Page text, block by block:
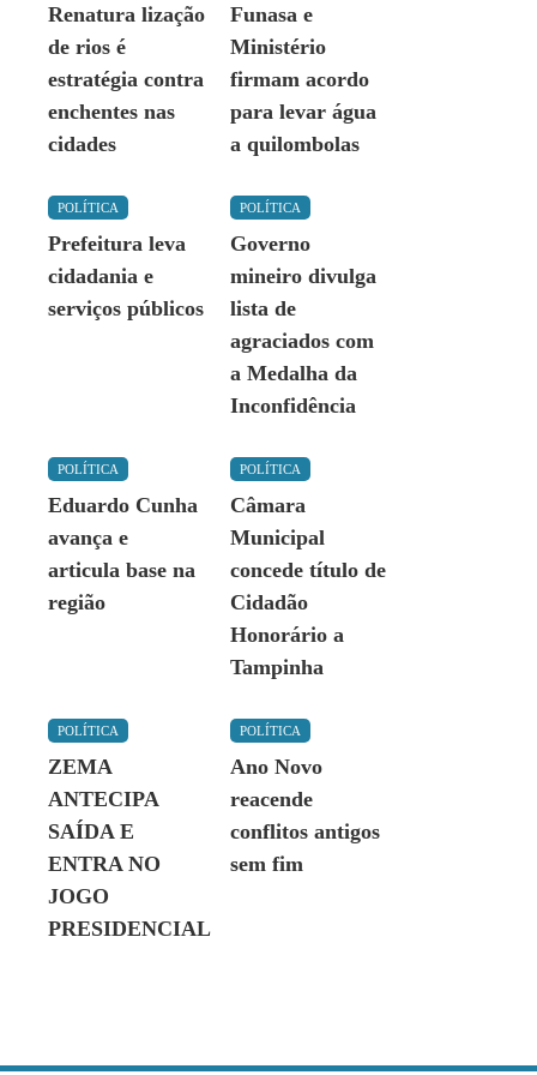
Renatura lização
de rios é
estratégia contra
enchentes nas
cidades
Funasa e
Ministério
firmam acordo
para levar água
a quilombolas
POLÍTICA
Prefeitura leva
cidadania e
serviços públicos
POLÍTICA
Governo
mineiro divulga
lista de
agraciados com
a Medalha da
Inconfidência
POLÍTICA
Eduardo Cunha
avança e
articula base na
região
POLÍTICA
Câmara
Municipal
concede título de
Cidadão
Honorário a
Tampinha
POLÍTICA
ZEMA
ANTECIPA
SAÍDA E
ENTRA NO
JOGO
PRESIDENCIAL
POLÍTICA
Ano Novo
reacende
conflitos antigos
sem fim